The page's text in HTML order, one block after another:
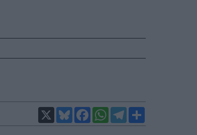
X BlueskyFacebookWhatsAppTelegram